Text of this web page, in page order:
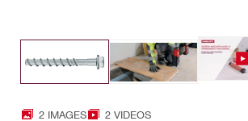
2 IMAGES 2 VIDEOS